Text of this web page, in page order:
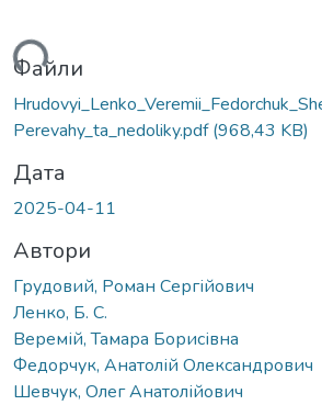
Файли
Perevahy_ta_nedoliky.pdf(968,43 KB)
Дата
2025-04-11
Автори
Грудовий, Роман Сергійович
Ленко, Б. С.
Веремій, Тамара Борисівна
Федорчук, Анатолій Олександрович
Шевчук, Олег Анатолійович